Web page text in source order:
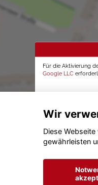
Für die Aktivierung
Google LLC
Wir
Diese
gewährleisten